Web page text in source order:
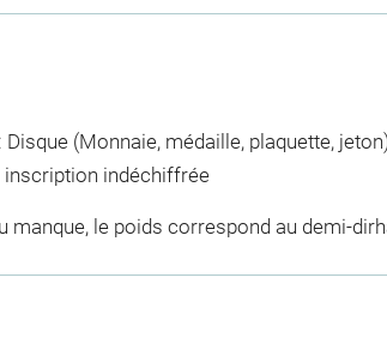
(Monnaie, médaille, plaquette,
inscription indéchiffrée
manque, le poids correspond au demi-